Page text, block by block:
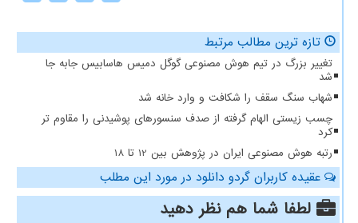
تازه ترین مطالب مرتبط
تغییر بزرگ در تیم هوش مصنوعی گوگل دمیس هاسابیس جابه جا
شد
شهاب سنگ سقف را شکافت و وارد خانه شد
چسب زیستی الهام گرفته از صدف سنسورهای پوشیدنی را مقاوم تر
کرد
رتبه هوش مصنوعی ایران در پژوهش بین 12 تا 18
عقیده کاربران گردو دانلود در مورد این مطلب
لطفا شما همنظر دهید